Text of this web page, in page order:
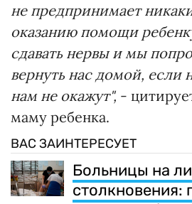
не предпринимает
оказанию помощи
сдавать нервы и мы
вернуть нас домой,
нам не окажут", -
маму ребенка.
ВАС ЗАИНТЕРЕСУЕТ
Больницы на
столкновения: